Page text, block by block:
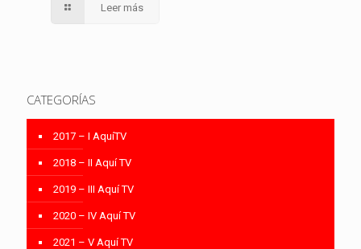
Leer más
CATEGORÍAS
2017 – I AquíTV
2018 – II Aquí TV
2019 – III Aquí TV
2020 – IV Aquí TV
2021 – V Aquí TV